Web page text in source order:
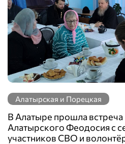
Алатырская и Порецкая
В Алатыре прошла встреча
Алатырского Феодосия с
участников СВО и